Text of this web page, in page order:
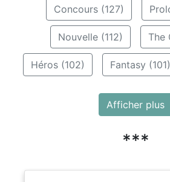
Concours (127)
Nouvelle (112) The
Héros (102) Fantasy (101)
Afficher plus
***